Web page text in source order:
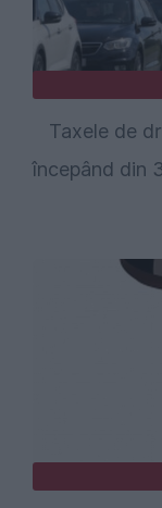
Taxele de
începând din